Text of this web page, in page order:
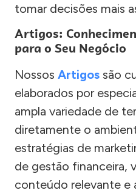
tomar decisões mais
Artigos:
para o Seu Negócio
Nossos Artigos são
elaborados por
ampla variedade de
diretamente o
estratégias de
de gestão financeira,
conteúdo relevante e